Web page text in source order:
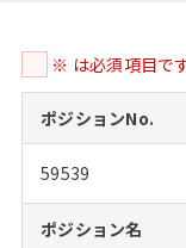
MBAの転職事例
MBAからのFAQ
MBA留学生数の推移
インターン受入企業一
よくある面接Q&A集
外資系／面接攻略の
転職成功への4つの鍵
キャリアに効く一冊
注目企業インタビュ
キャリアフォーラム
プロ経営者の特別セ
Career Talk Live
採用情報
パブリシティ
ニュースリリース
※ は必須項目です
ポジションNo.
59539
ポジション名